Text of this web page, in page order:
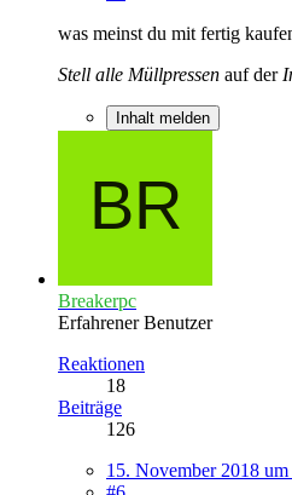
was meinst du mit fertig
Stell alle Müllpressen auf der
Inhalt melden
Breakerpc
Erfahrener Benutzer
Reaktionen
18
Beiträge
126
15. November 2018